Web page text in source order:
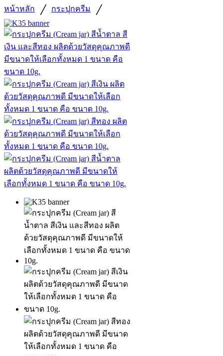
หน้าหลัก / กระปุกครีม /